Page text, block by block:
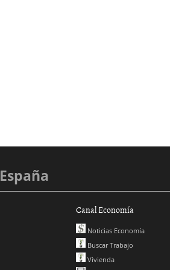
España
Canal Economía
Noticias Economía
Buscar Trabajo
Vivienda